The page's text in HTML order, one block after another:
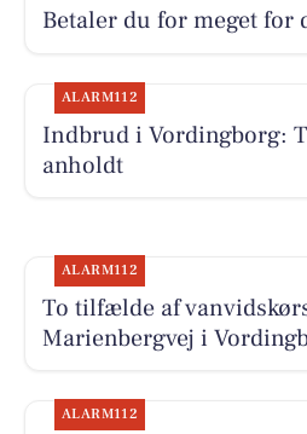
Betaler du for meget for
ALARM112
Indbrud i Vordingborg:
anholdt
ALARM112
To tilfælde af
Marienbergvej i
ALARM112